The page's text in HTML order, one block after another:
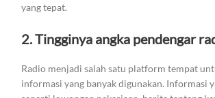
yang tepat.
2. Tingginya angka pendengar
Radio menjadi salah satu platform tempat
informasi yang banyak digunakan. Informasi